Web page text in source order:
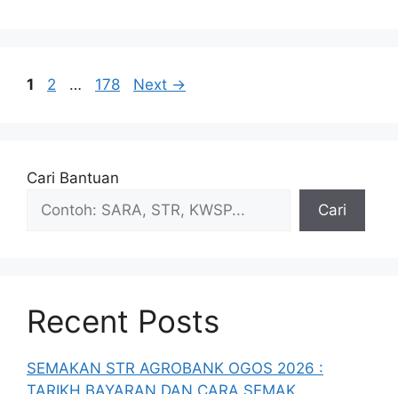
Page
1 Page
2 … Page
178 Next →
Cari Bantuan
Cari
Recent Posts
SEMAKAN STR AGROBANK OGOS 2026 :